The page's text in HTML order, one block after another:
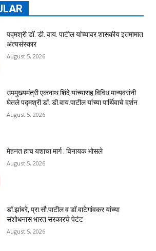
पद्मश्री डॉ. डी. वाय. पाटील यांच्यावर शासकीय इतमामात
अंत्यसंस्कार
August 5, 2026
उपमुख्यमंत्री एकनाथ शिंदे यांच्यासह विविध मान्यवरांनी
घेतले पद्मश्री डॉ. डी.वाय.पाटील यांच्या पार्थिवाचे दर्शन
August 5, 2026
मेहनत हाच यशाचा मार्ग : विनायक भोसले
August 5, 2026
डॉ.झांबरे, प्रा.सौ.पाटील व डॉ.वाटेगांवकर यांच्या
संशोधनास भारत सरकारचे पेटंट
August 5, 2026